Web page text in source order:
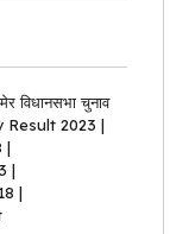
चुनाव
Result 2023 |
|
|
|